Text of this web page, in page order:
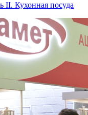
II. Кухонная посуда